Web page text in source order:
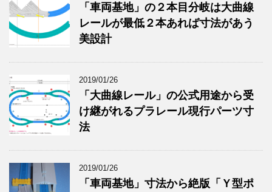
「車両基地」の２本目分岐は大曲線
レールが最低２本あれば寸法があう
美設計
2019/01/26
「大曲線レール」の公式用途から受
け継がれるプラレール現行パーツ寸
法
2019/01/26
「車両基地」寸法から絶版「Ｙ型ポ